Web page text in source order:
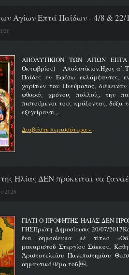
Αγίων Επτά Παίδων - 4/8 & 22/
ΑΠΟΛΥΤΙΚΙΟΝ ΤΩΝ ΑΓΙΩΝ ΕΠΤΑ
Οκτωβρίου) Απολυτίκιον.Ήχος α΄.
Παίδες εν Εφέσω εκλάμψαντες,
χαρίτων του Πνεύματος,
φθοράς χρόνοις πολλοίς, την
πιστούμενοι τους κράζοντας,
εξεγείραντι,...
Διαβάστε περισσότερα »
Ηλίας ΔΕΝ πρόκειται να
2026
ΓΙΑΤΙ Ο ΠΡΟΦΗΤΗΣ ΗΛΙΑΣ ΔΕΝ
ΓΗΣΠρώτη Δημοσίευσις 20/07/
ἕνα δημοσίευμα μέ τίτλο
μακαριστοῦ Στεργίου Σάκκου,
Ἀριστοτελείου Πανεπιστημίου
σημαντικό θέμα τοῦ ...